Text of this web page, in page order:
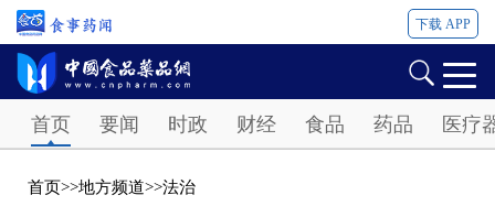
下载 APP
首页 要闻 时政 财经 食品 药品 医疗
首页>>地方频道>>法治